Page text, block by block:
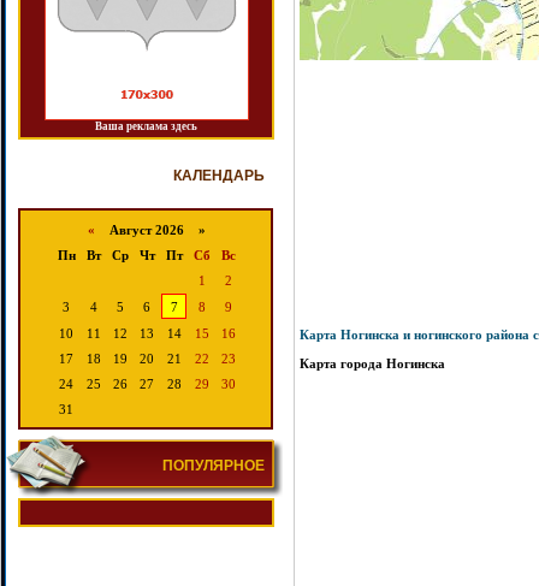
Ваша реклама здесь
КАЛЕНДАРЬ
« Август 2026 »
Пн
Вт Ср Чт Пт Сб
Вс
1
2
3
4 5 6 7 8
9
10
11 12 13 14 15
16
17
18 19 20 21 22
23
24
25 26 27 28 29
30
31
ПОПУЛЯРНОЕ
Карта Ногинска и ногинского района
Карта города Ногинска